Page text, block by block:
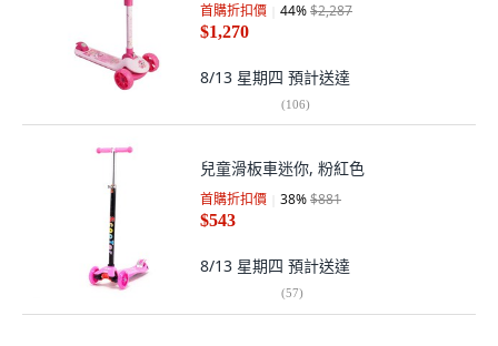
首購折扣價 44%$2,287
$1,270
8/13 星期四 預計送達
(106)
兒童滑板車迷你, 粉紅色
首購折扣價 38%$881
$543
8/13 星期四 預計送達
(57)